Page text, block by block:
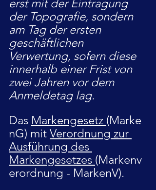
erst mit der Eintragung
der Topografie, sondern
am Tag der ersten
geschäftlichen
Verwertung, sofern diese
innerhalb einer Frist von
zwei Jahren vor dem
Anmeldetag lag.
Das Markengesetz (Marke
nG) mit Verordnung zur
Ausführung des
Markengesetzes (Markenv
erordnung - MarkenV).